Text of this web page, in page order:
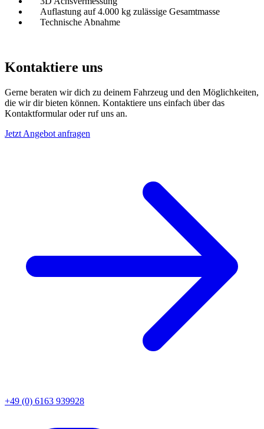
Auflastung auf 4.000 kg zulässige Gesamtmasse
Technische Abnahme
Kontaktiere uns
Gerne beraten wir dich zu deinem Fahrzeug und den Möglichkeiten,
die wir dir bieten können. Kontaktiere uns einfach über das
Kontaktformular oder ruf uns an.
Jetzt Angebot anfragen
+49 (0) 6163 939928